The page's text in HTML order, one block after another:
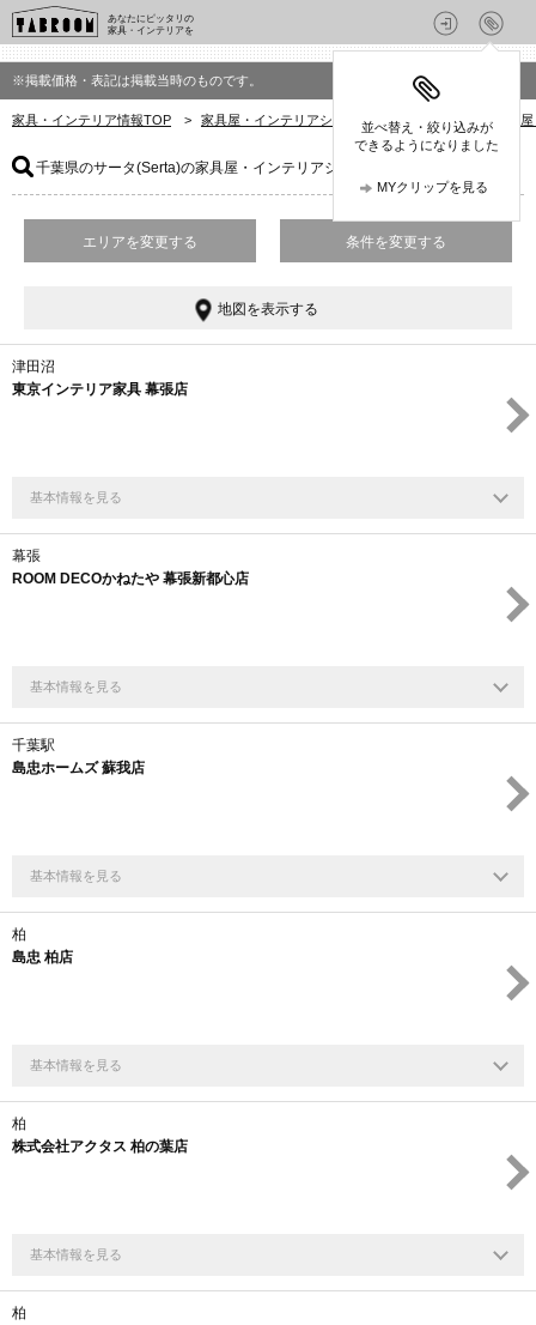
あなたにピッタリの
家具・インテリアを
並べ替え・絞り込みが
できるようになりました
MYクリップを見る
※掲載価格・表記は掲載当時のものです。
家具・インテリア情報TOP > 家具屋・インテリアショップを探す > 千葉県の家具
千葉県のサータ(Serta)の家具屋・インテリアショップ
エリアを変更する 条件を変更する
地図を表示する
津田沼
東京インテリア家具 幕張店
基本情報を見る
幕張
ROOM DECOかねたや 幕張新都心店
基本情報を見る
千葉駅
島忠ホームズ 蘇我店
基本情報を見る
柏
島忠 柏店
基本情報を見る
柏
株式会社アクタス 柏の葉店
基本情報を見る
柏